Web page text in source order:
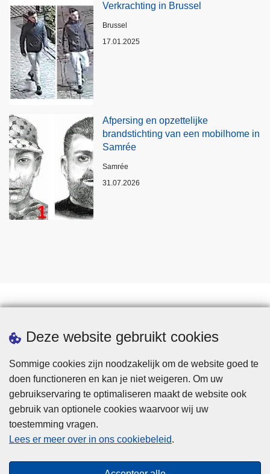
Deze website gebruikt cookies
Sommige cookies zijn noodzakelijk om de website goed te
doen functioneren en kan je niet weigeren. Om uw
gebruikservaring te optimaliseren maakt de website ook
gebruik van optionele cookies waarvoor wij uw
toestemming vragen.
Lees er meer over in ons cookiebeleid.
Verkrachting in Brussel
Plaats
Brussel
17.01.2025
Afpersing en opzettelijke
brandstichting van een mobilhome in
Samrée
Plaats
Samrée
31.07.2026
Statistieken
Privacy